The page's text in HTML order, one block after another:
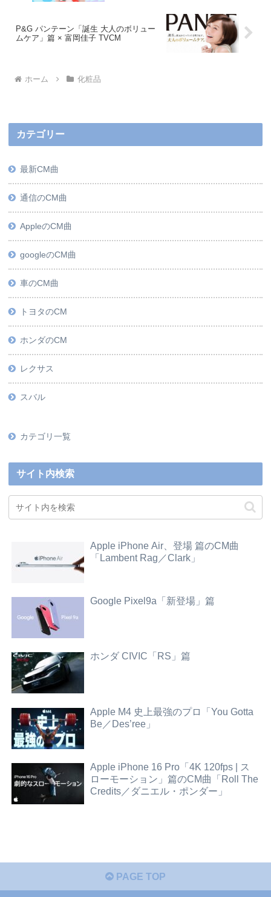
P&G パンテーン「誕生 大人のボリュー
ムケア」篇 × 富岡佳子 TVCM
ホーム 化粧品
カテゴリー
最新CM曲
通信のCM曲
AppleのCM曲
googleのCM曲
車のCM曲
トヨタのCM
ホンダのCM
レクサス
スバル
カテゴリ一覧
サイト内検索
Apple iPhone Air、登場 篇のCM曲
「Lambent Rag／Clark」
Google Pixel9a「新登場」篇
ホンダ CIVIC「RS」篇
Apple M4 史上最強のプロ「You Gotta
Be／Des’ree」
Apple iPhone 16 Pro「4K 120fps | ス
ローモーション」篇のCM曲「Roll The
Credits／ダニエル・ポンダー」
PAGE TOP